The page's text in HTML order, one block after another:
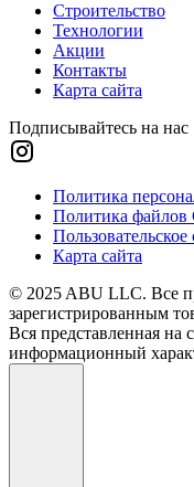
Строительство
Технологии
Акции
Контакты
Карта сайта
Подписывайтесь на нас
Политика
Политика файлов
Карта сайта
© 2025 ABU LLC. Все
зарегистрированным
Вся представленная на
информационный